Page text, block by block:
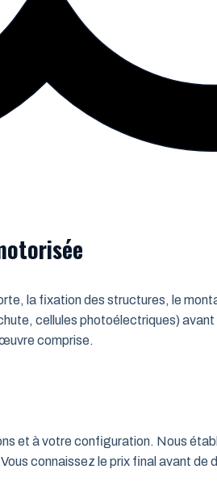
la fixation des structures, le
cellules photoélectriques)
comprise.
et à votre configuration. Nous
connaissez le prix final avant de